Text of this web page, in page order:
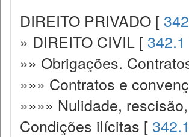
DIREITO PRIVADO [ 342
» DIREITO CIVIL [ 342.1
»» Obrigações.
»»» Contratos e
»»»» Nulidade,
Condições ilícitas [